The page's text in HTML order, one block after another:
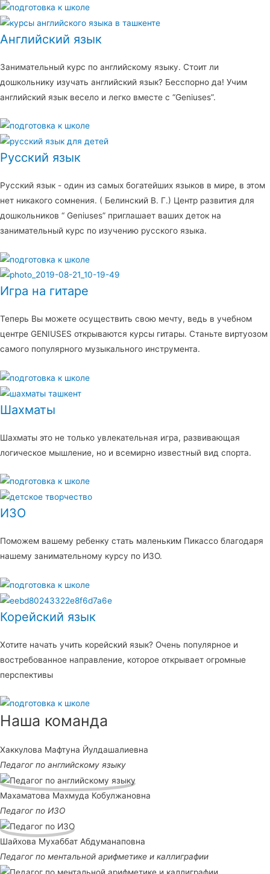
Английский язык
Занимательный курс по английскому языку. Стоит ли
дошкольнику изучать английский язык? Бесспорно да! Учим
английский язык весело и легко вместе с “Geniuses”.
Русский язык
Русский язык - один из самых богатейших языков в мире, в этом
нет никакого сомнения. ( Белинский В. Г.) Центр развития для
дошкольников “ Geniuses” приглашает ваших деток на
занимательный курс по изучению русского языка.
Игра на гитаре
Теперь Вы можете осуществить свою мечту, ведь в учебном
центре GENIUSES открываются курсы гитары. Станьте виртуозом
самого популярного музыкального инструмента.
Шахматы
Шахматы это не только увлекательная игра, развивающая
логическое мышление, но и всемирно известный вид спорта.
ИЗО
Поможем вашему ребенку стать маленьким Пикассо благодаря
нашему занимательному курсу по ИЗО.
Корейский язык
Хотите начать учить корейский язык? Очень популярное и
востребованное направление, которое открывает огромные
перспективы
Наша команда
Хаккулова Мафтуна Йулдашалиевна
Педагог по английскому языку
Махаматова Махмуда Кобулжановна
Педагог по ИЗО
Шайхова Мухаббат Абдуманаповна
Педагог по ментальной арифметике и каллиграфии